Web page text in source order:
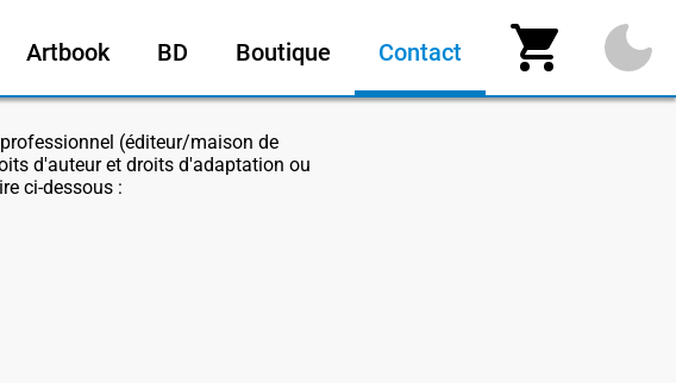
Artbook BD Boutique Contact
(éditeur/maison de
d'auteur et droits d'adaptation ou
ci-dessous :